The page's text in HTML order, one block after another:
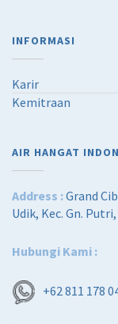
INFORMASI
Karir
Kemitraan
AIR HANGAT
Address :Grand
Udik, Kec. Gn.
Hubungi Kami :
+62 811 178